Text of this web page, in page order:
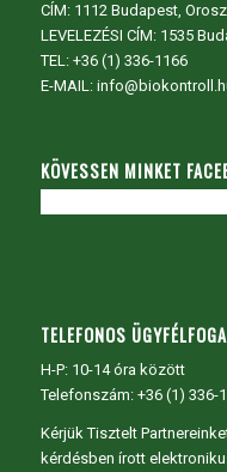
CÍM: 1112 Budapest,
LEVELEZÉSI CÍM: 1535
TEL: +36 (1) 336-1166
E-MAIL:
KÖVESSEN MINKET
TELEFONOS
H-P: 10-14 óra között
Telefonszám: +36 (1) 336-
Kérjük Tisztelt
kérdésben írott